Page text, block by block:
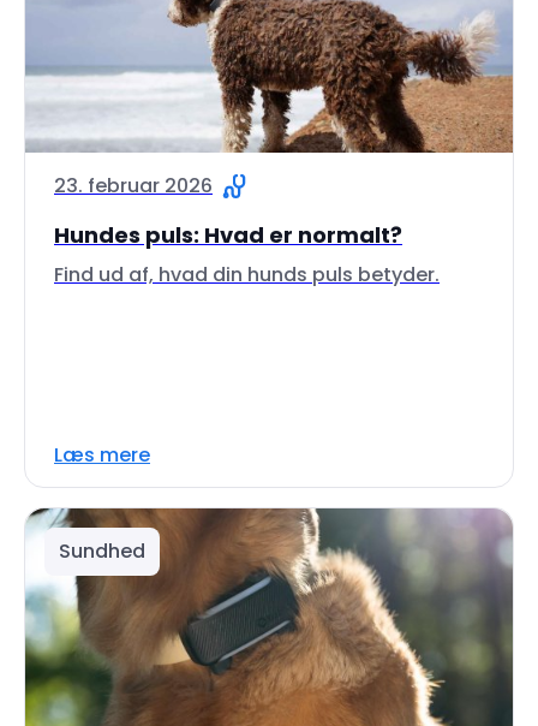
23. februar 2026
Hundes puls: Hvad er normalt?
Find ud af, hvad din hunds puls betyder.
Læs mere
Sundhed